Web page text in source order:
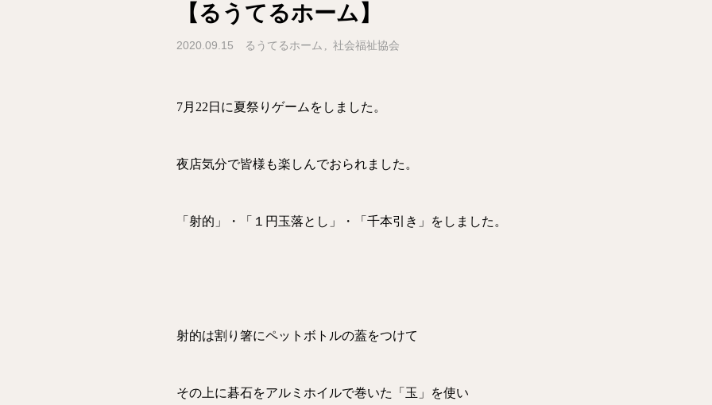
【るうてるホーム】
2020.09.15 るうてるホーム 社会福祉協会
7月22日に夏祭りゲームをしました。
夜店気分で皆様も楽しんでおられました。
「射的」・「１円玉落とし」・「千本引き」をしました。
射的は割り箸にペットボトルの蓋をつけて
その上に碁石をアルミホイルで巻いた「玉」を使い